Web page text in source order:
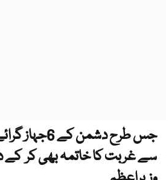
جس طرح دشمن
سے غربت کا خاتمہ بھی کر کے